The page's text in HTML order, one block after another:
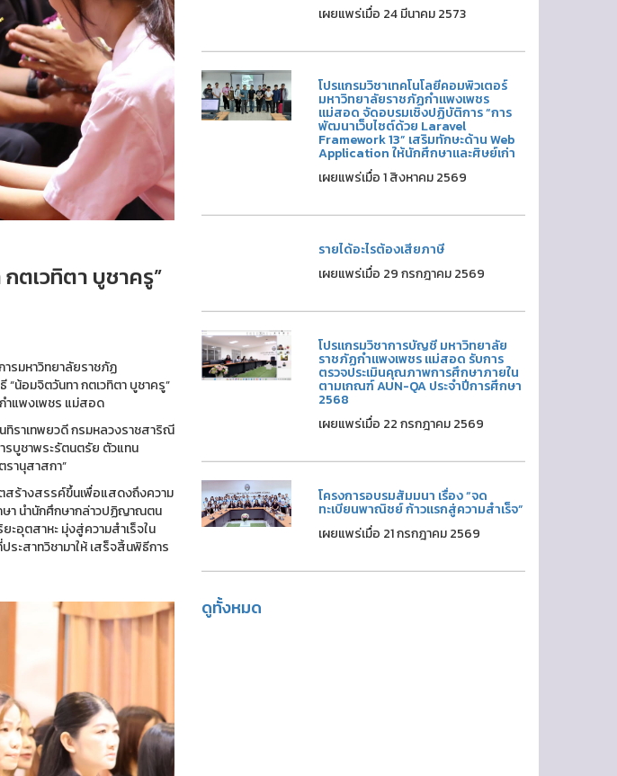
ตเวทิตา บูชาครู”
รมหาวิทยาลัยราชภัฏ
น้อมจิตวันทา กตเวทิตา บูชาครู”
ำแพงเพชร แม่สอด
ทิราเทพยวดี กรมหลวงราชสาริณี
รบูชาพระรัตนตรัย ตัวแทน
านุสาสกา”
ร้างสรรค์ขึ้นเพื่อแสดงถึงความ
ษา นำนักศึกษากล่าวปฏิญาณตน
อุตสาหะ มุ่งสู่ความสำเร็จใน
ระสาทวิชามาให้ เสร็จสิ้นพิธีการ
เผยแพร่เมื่อ 24 มีนาคม 2573
โปรแกรมวิชาเทคโนโลยีคอมพิวเตอร์
มหาวิทยาลัยราชภัฏกำแพงเพชร
แม่สอด จัดอบรมเชิงปฏิบัติการ “การ
พัฒนาเว็บไซต์ด้วย Laravel
Framework 13” เสริมทักษะด้าน Web
Application ให้นักศึกษาและศิษย์เก่า
เผยแพร่เมื่อ 1 สิงหาคม 2569
รายได้อะไรต้องเสียภาษี
เผยแพร่เมื่อ 29 กรกฎาคม 2569
โปรแกรมวิชาการบัญชี มหาวิทยาลัย
ราชภัฏกำแพงเพชร แม่สอด รับการ
ตรวจประเมินคุณภาพการศึกษาภายใน
ตามเกณฑ์ AUN-QA ประจำปีการศึกษา
2568
เผยแพร่เมื่อ 22 กรกฎาคม 2569
โครงการอบรมสัมมนา เรื่อง “จด
ทะเบียนพาณิชย์ ก้าวแรกสู่ความสำเร็จ”
เผยแพร่เมื่อ 21 กรกฎาคม 2569
ดูทั้งหมด